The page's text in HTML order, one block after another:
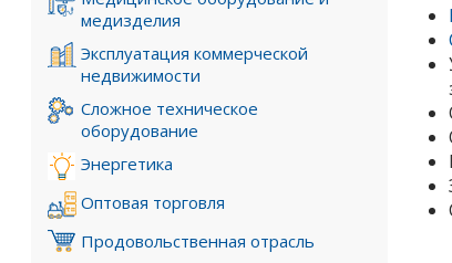
медизделия
Эксплуатация коммерческой
недвижимости
Сложное техническое
оборудование
Энергетика
Оптовая торговля
Продовольственная отрасль